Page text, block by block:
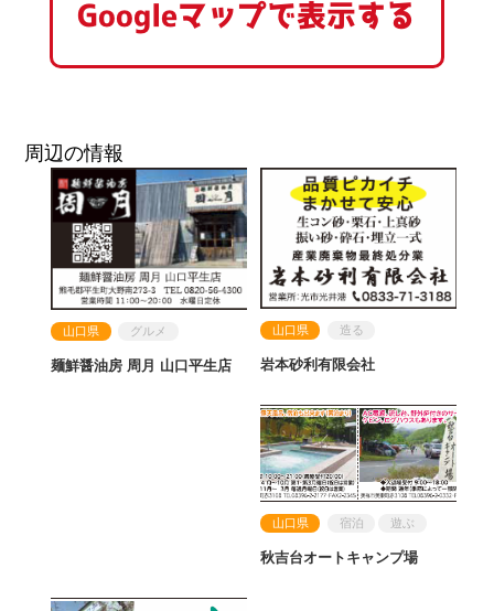
Googleマップで表示する
周辺の情報
山口県 グルメ
麺鮮醤油房 周月 山口平生店
山口県 造る
岩本砂利有限会社
山口県 宿泊 遊ぶ
秋吉台オートキャンプ場